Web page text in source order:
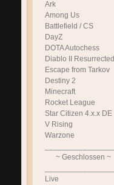
Ark
Among Us
Battlefield / CS
DayZ
DOTA Autochess
Diablo II Resurrected
Escape from Tarkov
Destiny 2
Minecraft
Rocket League
Star Citizen 4.x.x DE
V Rising
Warzone
~ Geschlossen ~
Live